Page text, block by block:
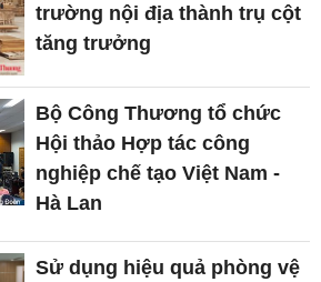
trường nội địa thành trụ cột
tăng trưởng
Bộ Công Thương tổ chức
Hội thảo Hợp tác công
nghiệp chế tạo Việt Nam -
Hà Lan
Sử dụng hiệu quả phòng vệ